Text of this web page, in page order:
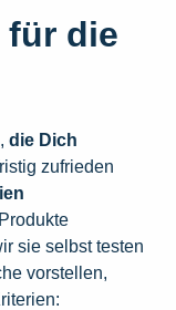
die
die Dich
zufrieden
sie selbst testen
vorstellen,